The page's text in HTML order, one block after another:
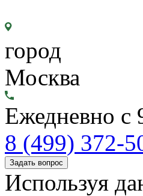
город
Москва
Ежедневно с
8 (499) 372-
Задать вопрос
Используя